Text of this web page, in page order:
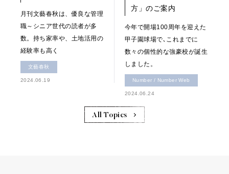
月刊文藝春秋は、優良な管理
職～シニア世代の読者が多
数。持ち家率や、土地活用の
経験率も高く
文藝春秋
2024.06.19
方」のご案内
今年で開場100周年を迎えた
甲子園球場で､これまでに
数々の個性的な強豪校が誕生
しました。
Number / Number Web
2024.06.24
All Topics